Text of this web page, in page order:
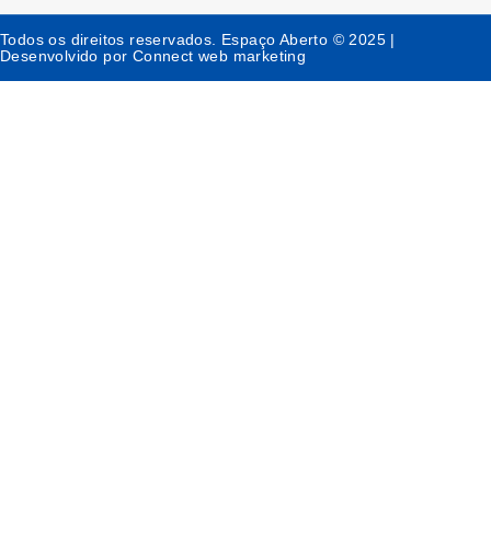
Todos os direitos reservados. Espaço Aberto © 2025 |
Desenvolvido por Connect web marketing